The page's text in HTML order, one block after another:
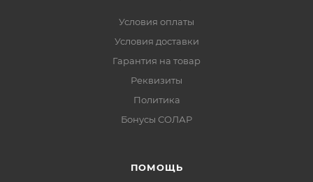
Условия оплаты
Условия доставки
Гарантия на товар
Реквизиты
Политика
Бонусы СОЛАР
ПОМОЩЬ